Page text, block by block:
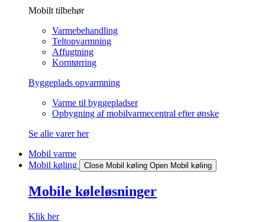
Mobilt tilbehør
Varmebehandling
Teltopvarmning
Affugtning
Korntørring
Byggeplads opvarmning
Varme til byggepladser
Opbygning af mobilvarmecentral efter ønske
Se alle varer her
Mobil varme
Mobil køling
Close Mobil køling Open Mobil køling
Mobile køleløsninger
Klik her